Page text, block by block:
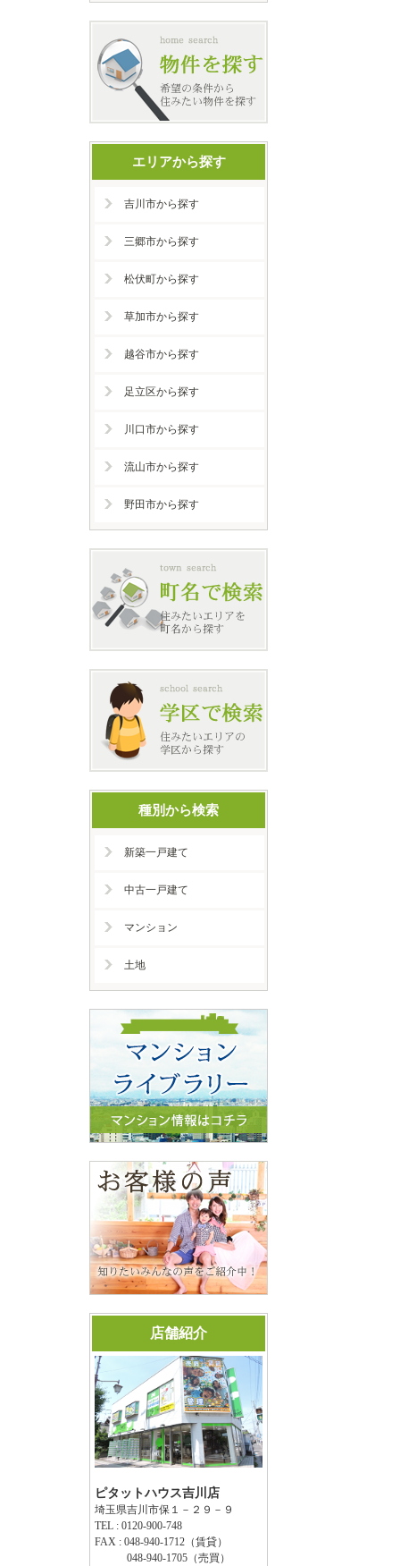
エリアから探す
吉川市から探す
三郷市から探す
松伏町から探す
草加市から探す
越谷市から探す
足立区から探す
川口市から探す
流山市から探す
野田市から探す
種別から検索
新築一戸建て
中古一戸建て
マンション
土地
店舗紹介
ピタットハウス吉川店
埼玉県吉川市保１－２９－９
TEL : 0120-900-748
FAX : 048-940-1712（賃貸）
048-940-1705（売買）